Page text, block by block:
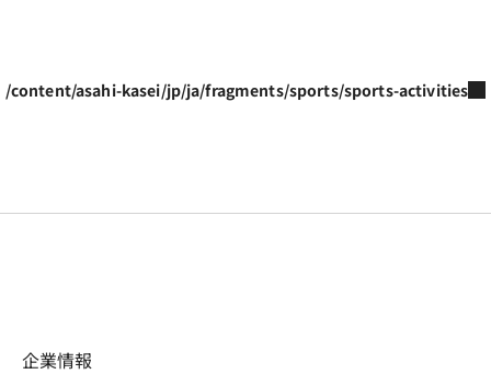
/content/asahi-kasei/jp/ja/fragments/sports/sports-activities
企業情報